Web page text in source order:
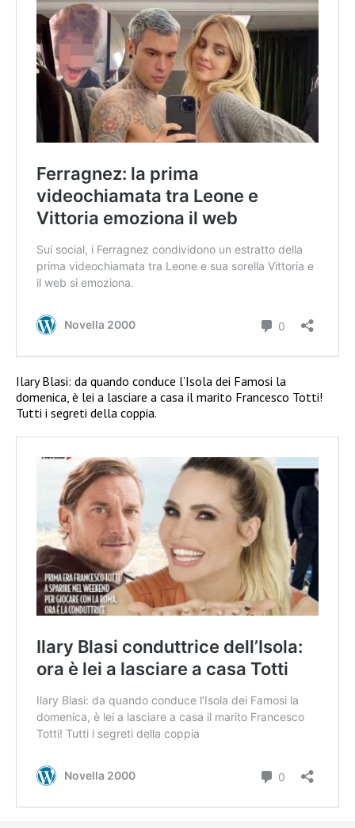
Ilary Blasi: da quando conduce l’Isola dei Famosi la
domenica, è lei a lasciare a casa il marito Francesco Totti!
Tutti i segreti della coppia.